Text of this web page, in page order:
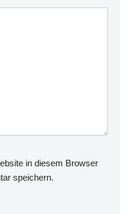
in diesem Browser
speichern.